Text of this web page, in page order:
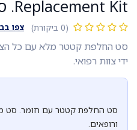
Replacement Kit. ס.מדיק יבוא
(0 ביקורת) צפו
סט החלפת קטטר מלא עם כל
ידי צוות רפואי.
סט החלפת קטטר עם חומר. סט
ורופאים.